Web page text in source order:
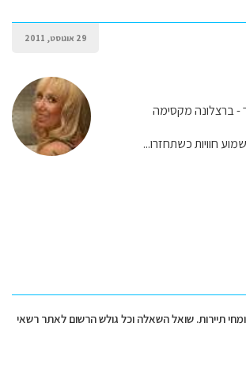
29 אוגוסט, 2011
- ברצלונה מקסימה
חוויות כשתחזרו...
תיירות. שואל השאלה וכל גולש הרשום לאתר רשאי